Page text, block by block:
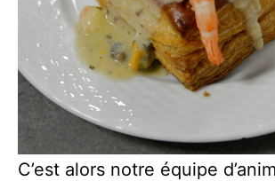
C’est alors notre équipe